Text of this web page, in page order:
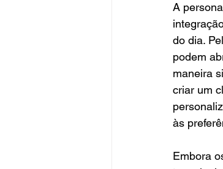
A
do dia.
podem
maneira
criar um
às
Embora